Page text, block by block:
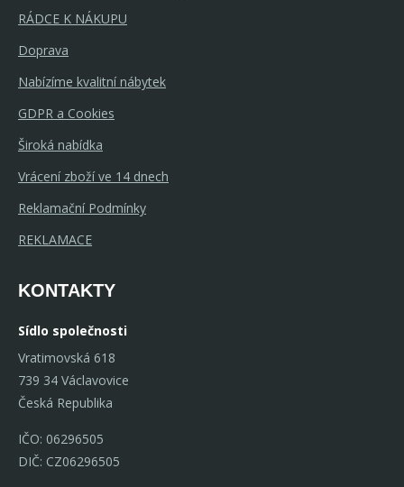
RÁDCE K NÁKUPU
Doprava
Nabízíme kvalitní nábytek
GDPR a Cookies
Široká nabídka
Vrácení zboží ve 14 dnech
Reklamační Podmínky
REKLAMACE
KONTAKTY
Sídlo společnosti
Vratimovská 618
739 34 Václavovice
Česká Republika
IČO: 06296505
DIČ: CZ06296505